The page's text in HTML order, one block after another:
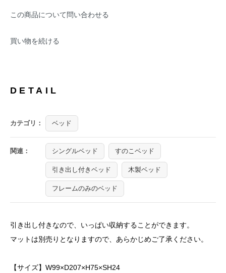
この商品について問い合わせる
買い物を続ける
DETAIL
カテゴリ： ベッド
関連： シングルベッド すのこベッド
引き出し付きベッド 木製ベッド
フレームのみのベッド
引き出し付きなので、いっぱい収納することができます。
マットは別売りとなりますので、あらかじめご了承ください。
【サイズ】W99×D207×H75×SH24